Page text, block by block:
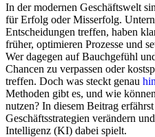
In der modernen Geschäftswelt
für Erfolg oder Misserfolg.
Entscheidungen treffen, haben
früher, optimieren Prozesse und
Wer dagegen auf Bauchgefühl
Chancen zu verpassen oder
treffen. Doch was steckt genau
Methoden gibt es, und wie
nutzen? In diesem Beitrag
Geschäftsstrategien verändern
Intelligenz (KI) dabei spielt.